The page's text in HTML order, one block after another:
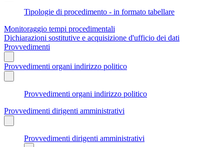
Tipologie di procedimento - in formato tabellare
Monitoraggio tempi procedimentali
Dichiarazioni sostitutive e acquisizione d'ufficio dei dati
Provvedimenti
Provvedimenti organi indirizzo politico
Provvedimenti organi indirizzo politico
Provvedimenti dirigenti amministrativi
Provvedimenti dirigenti amministrativi